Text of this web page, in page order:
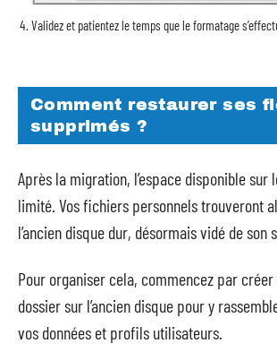
Validez et patientez le temps que le formatage
Comment restaurer ses
supprimés ?
Après la migration, l’espace disponible sur
limité. Vos fichiers personnels trouveront
l’ancien disque dur, désormais vidé de son
Pour organiser cela, commencez par créer
dossier sur l’ancien disque pour y
vos données et profils utilisateurs.